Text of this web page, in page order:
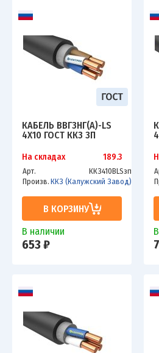
КАБЕЛЬ ВВГЗНГ(А)-LS
4Х10 ГОСТ ККЗ ЗП
На складах 189.3
Арт.
ККЗ410ВLSзп
Произв. ККЗ (Калужский Завод)
В КОРЗИНУ
В наличии
653 ₽